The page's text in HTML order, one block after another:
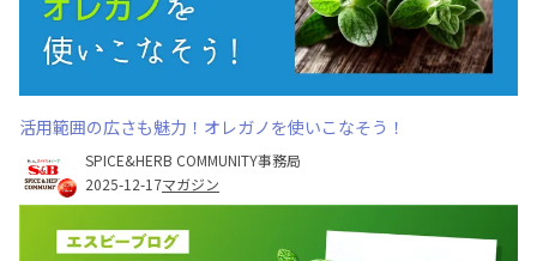
活用範囲の広さも魅力！オレガノを使いこなそう！
SPICE&HERB COMMUNITY事務局
2025-12-17マガジン